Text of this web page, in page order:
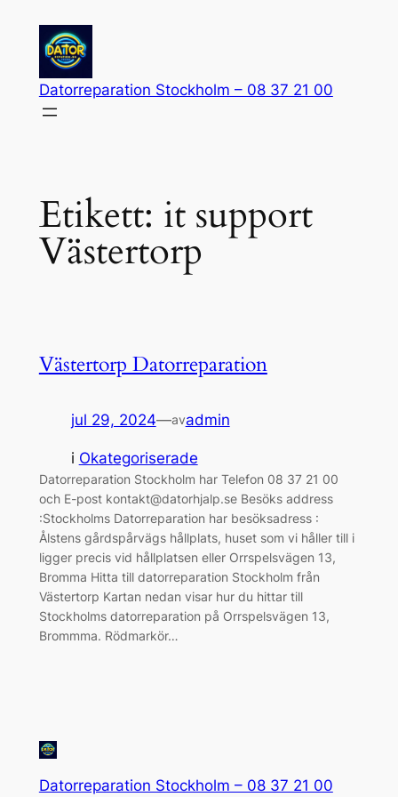
innehåll
Datorreparation Stockholm – 08 37 21 00
Etikett: it support
Västertorp
Västertorp Datorreparation
jul 29, 2024—avadmin
i Okategoriserade
Datorreparation Stockholm har Telefon 08 37 21 00
och E-post kontakt@datorhjalp.se Besöks address
:Stockholms Datorreparation har besöksadress :
Ålstens gårdspårvägs hållplats, huset som vi håller till i
ligger precis vid hållplatsen eller Orrspelsvägen 13,
Bromma Hitta till datorreparation Stockholm från
Västertorp Kartan nedan visar hur du hittar till
Stockholms datorreparation på Orrspelsvägen 13,
Brommma. Rödmarkör…
Datorreparation Stockholm – 08 37 21 00